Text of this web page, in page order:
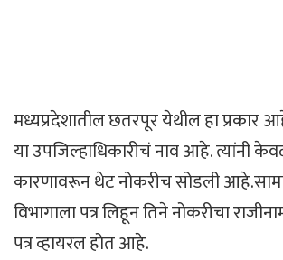
मध्यप्रदेशातील छतरपूर येथील हा प्रकार
या उपजिल्हाधिकारीचं नाव आहे. त्यांनी
कारणावरून थेट नोकरीच सोडली
विभागाला पत्र लिहून तिने नोकरीचा
पत्र व्हायरल होत आहे.